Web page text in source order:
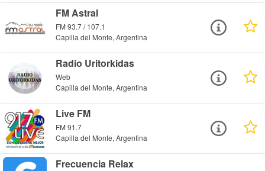
FM Astral
FM 93.7 / 107.1
Capilla del Monte, Argentina
Radio Uritorkidas
Web
Capilla del Monte, Argentina
Live FM
FM 91.7
Capilla del Monte, Argentina
Frecuencia Relax